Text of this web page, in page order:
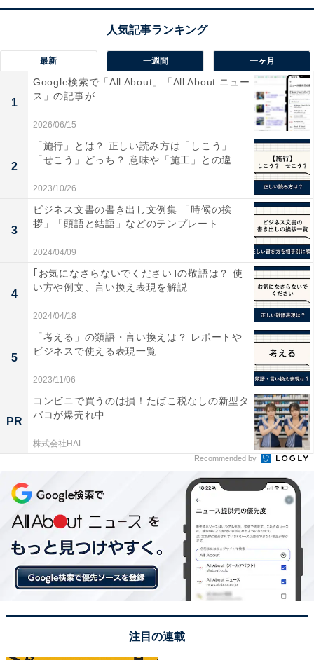
く」と読みますが慣用読みの「ひとだんらく」も広く使
われています。慣用読みが普及したのは「一」という漢
読む言葉が多くあり、誤用が増えたことが理由です。
このように、一つの漢字には多数の読み方があるため混
同したということが考えられます。また、「輸」と
「愉」のように形が似た漢字の読み方が混同したともい
われています。
関連記事：
「一段落」の正しい読み方は「ひとだんらく」「いちだ
慣用読みの例： 重複・貼付・早急・
出生・依存・
堪能・固執など
慣用読み（1）重複（ちょうふく・じゅうふく）
本来の読み方は「ちょうふく」ですが、慣用読みの「じ
「複」もどちらも重なるという意味を持つ言葉で、同じ
最新 一週間 一ヶ月
1
Google検索で「All About」「All About ニュー
ス」の記事が...
2026/06/15
2
「施行」とは？ 正しい読み方は「しこう」
「せこう」どっち？ 意味や「施工」との違...
2023/10/26
3
ビジネス文書の書き出し文例集 「時候の挨
拶」「頭語と結語」などのテンプレート
2024/04/09
4
｢お気になさらないでください｣の敬語は？ 使
い方や例文、言い換え表現を解説
2024/04/18
5
「考える」の類語・言い換えは？ レポートや
ビジネスで使える表現一覧
2023/11/06
PR
コンビニで買うのは損！たばこ税なしの新型タ
バコが爆売れ中
株式会社HAL
Recommended by
注目の連載